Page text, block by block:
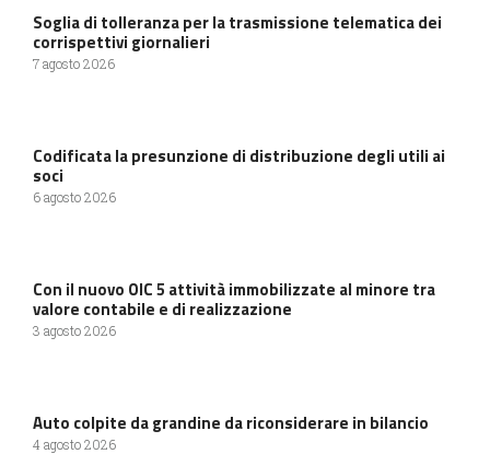
Soglia di tolleranza per la trasmissione telematica dei
corrispettivi giornalieri
7 agosto 2026
Codificata la presunzione di distribuzione degli utili ai
soci
6 agosto 2026
Con il nuovo OIC 5 attività immobilizzate al minore tra
valore contabile e di realizzazione
3 agosto 2026
Auto colpite da grandine da riconsiderare in bilancio
4 agosto 2026